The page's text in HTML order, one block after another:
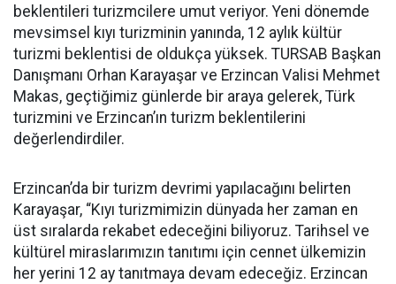
beklentileri turizmcilere umut veriyor. Yeni dönemde
mevsimsel kıyı turizminin yanında, 12 aylık kültür
turizmi beklentisi de oldukça yüksek. TURSAB Başkan
Danışmanı Orhan Karayaşar ve Erzincan Valisi Mehmet
Makas, geçtiğimiz günlerde bir araya gelerek, Türk
turizmini ve Erzincan’ın turizm beklentilerini
değerlendirdiler.
Erzincan’da bir turizm devrimi yapılacağını belirten
Karayaşar, “Kıyı turizmimizin dünyada her zaman en
üst sıralarda rekabet edeceğini biliyoruz. Tarihsel ve
kültürel miraslarımızın tanıtımı için cennet ülkemizin
her yerini 12 ay tanıtmaya devam edeceğiz. Erzincan